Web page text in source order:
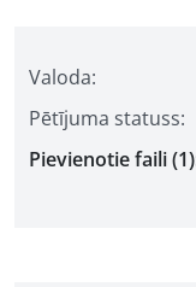
Valoda:
Pētījuma statuss:
Pievienotie faili